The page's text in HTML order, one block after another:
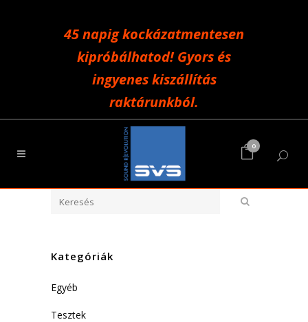
45 napig kockázatmentesen
kipróbálhatod! Gyors és
ingyenes kiszállítás
raktárunkból.
0
Kategóriák
Egyéb
Tesztek